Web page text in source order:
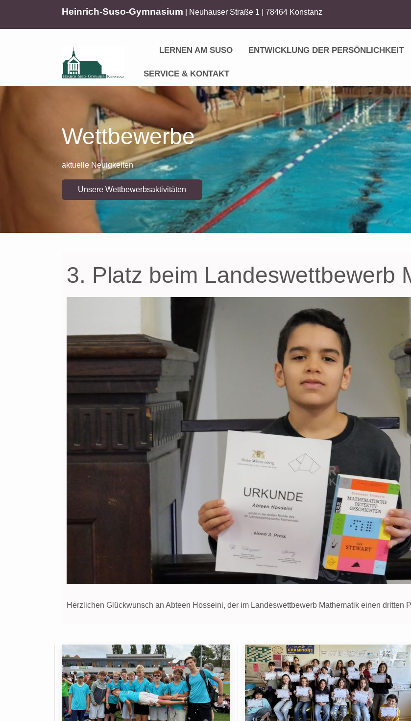
Heinrich-Suso-Gymnasium | Neuhauser Straße 1 | 78464 Konstanz
LERNEN AM SUSO ENTWICKLUNG DER PERSÖNLICHKEIT
SERVICE & KONTAKT
Wettbewerbe
aktuelle Neuigkeiten
Unsere Wettbewerbsaktivitäten
3. Platz beim Landeswettbewerb
Herzlichen Glückwunsch an Abteen Hosseini, der im Landeswettbewerb Mathematik einen dritten